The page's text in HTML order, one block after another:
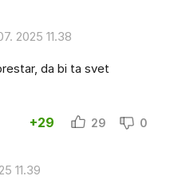
2025 11.38
da bi ta svet
+29 29 0
11.39